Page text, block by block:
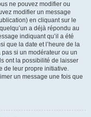
ne pouvez modifier ou
modifier un message
en cliquant sur le
a déjà répondu au
indiquant qu’il a été
que la date et l’heure de la
si un modérateur ou un
ont la possibilité de laisser
de leur propre initiative.
un message une fois que